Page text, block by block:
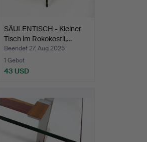
SÄULENTISCH - Kleiner
Tisch im Rokokostil,…
Beendet 27. Aug 2025
1 Gebot
43 USD